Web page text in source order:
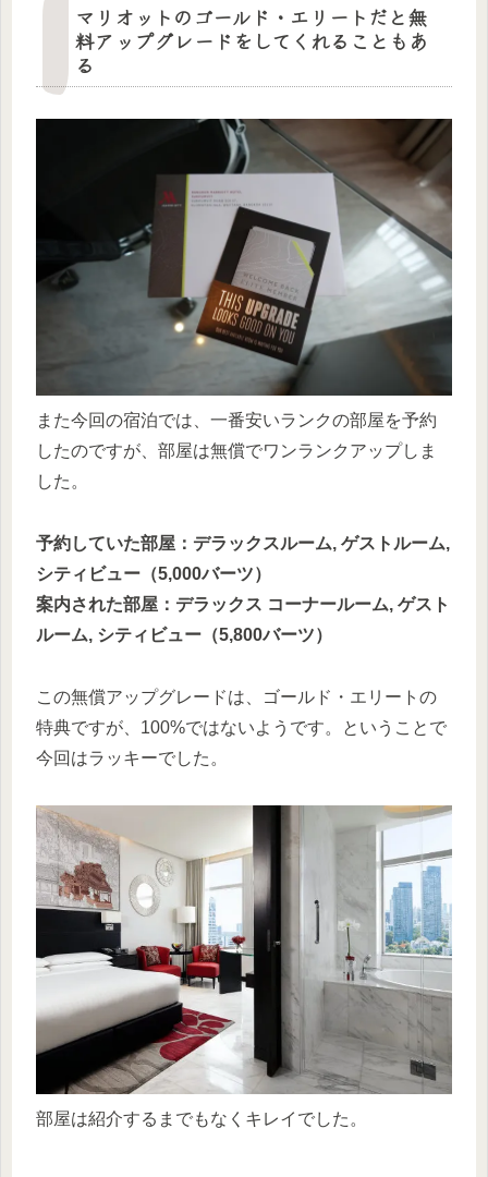
マリオットのゴールド・エリートだと無
料アップグレードをしてくれることもあ
る
また今回の宿泊では、一番安いランクの部屋を予約
したのですが、部屋は無償でワンランクアップしま
した。
予約していた部屋：デラックスルーム, ゲストルーム,
シティビュー（5,000バーツ）
案内された部屋：デラックス コーナールーム, ゲスト
ルーム, シティビュー（5,800バーツ）
この無償アップグレードは、ゴールド・エリートの
特典ですが、100%ではないようです。ということで
今回はラッキーでした。
部屋は紹介するまでもなくキレイでした。